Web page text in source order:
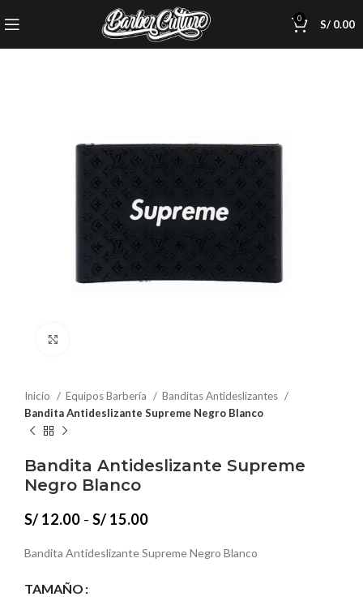
0 S/0.00
Inicio Equipos Barbería
Banditas Antideslizantes
Bandita Antideslizante Supreme Negro Blanco
Bandita Antideslizante Supreme
Negro Blanco
S/ 12.00 - S/ 15.00Rango
precios:
Bandita Antideslizante Supreme Negro Blanco
TAMAÑO